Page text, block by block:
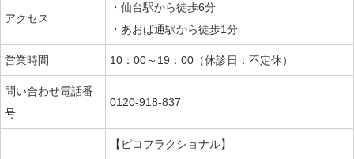
アクセス
・仙台駅から徒歩6分
・あおば通駅から徒歩1分
営業時間 10：00～19：00（休診日：不定休）
問い合わせ電話番
号
0120-918-837
【ピコフラクショナル】